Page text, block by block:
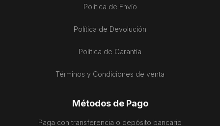
Política de Envío
Política de Devolución
Política de Garantía
Términos y Condiciones de venta
Métodos de Pago
Paga con transferencia o depósito bancario